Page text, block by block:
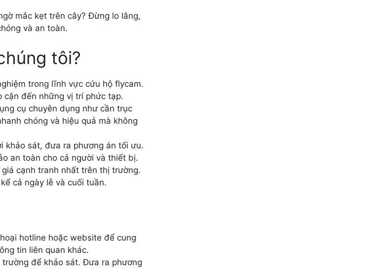
mắc kẹt trên cây? Đừng lo lắng,
và an toàn.
tôi?
trong lĩnh vực cứu hộ flycam.
cận đến những vị trí phức tạp.
cụ chuyên dụng như cần trục
chóng và hiệu quả mà không
khảo sát, đưa ra phương án tối ưu.
an toàn cho cả người và thiết bị.
cạnh tranh nhất trên thị trường.
cả ngày lễ và cuối tuần.
hotline hoặc website để cung
tin liên quan khác.
để khảo sát. Đưa ra phương